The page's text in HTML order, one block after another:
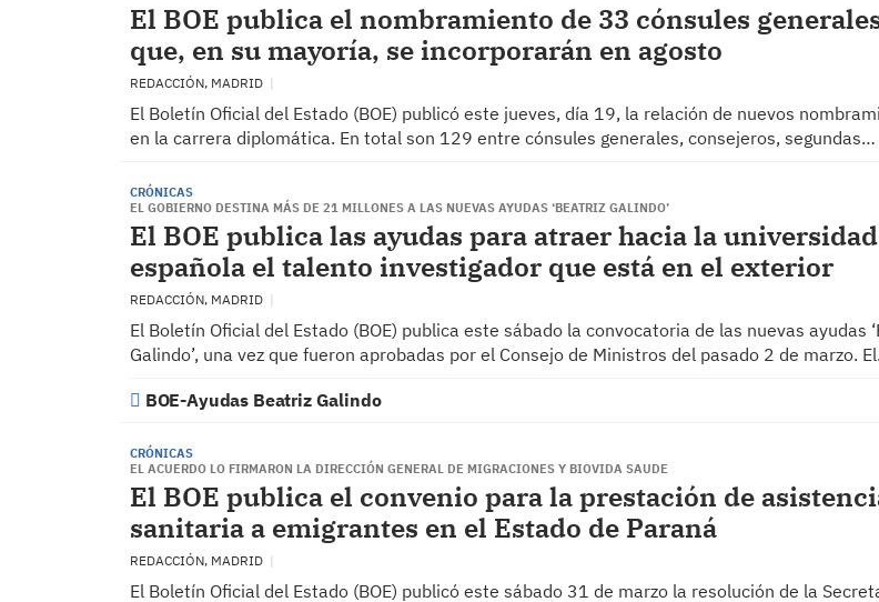
El BOE publica el nombramiento de 33 cónsules
que, en su mayoría, se incorporarán en agosto
REDACCIÓN, MADRID
El Boletín Oficial del Estado (BOE) publicó este jueves, día 19, la relación de nuevos
en la carrera diplomática. En total son 129 entre cónsules generales, consejeros, segundas…
CRÓNICAS
EL GOBIERNO DESTINA MÁS DE 21 MILLONES A LAS NUEVAS AYUDAS ‘BEATRIZ GALINDO’
El BOE publica las ayudas para atraer hacia la universidad
española el talento investigador que está en el exterior
REDACCIÓN, MADRID
El Boletín Oficial del Estado (BOE) publica este sábado la convocatoria de las nuevas ayudas
Galindo’, una vez que fueron aprobadas por el Consejo de Ministros del pasado 2 de marzo.
BOE-Ayudas Beatriz Galindo
CRÓNICAS
EL ACUERDO LO FIRMARON LA DIRECCIÓN GENERAL DE MIGRACIONES Y BIOVIDA SAUDE
El BOE publica el convenio para la prestación de
sanitaria a emigrantes en el Estado de Paraná
REDACCIÓN, MADRID
El Boletín Oficial del Estado (BOE) publicó este sábado 31 de marzo la resolución de la